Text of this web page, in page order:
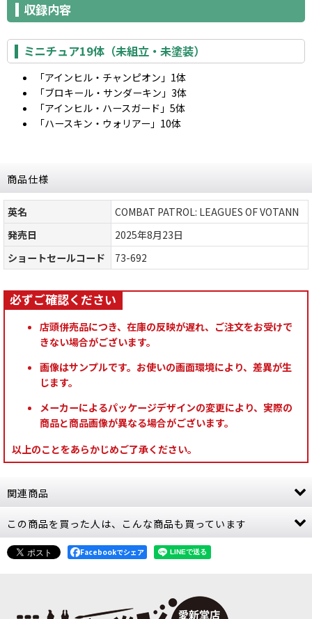
収録内容
ミニチュア19体（未組立・未塗装）
「アインヒル・チャンピオン」1体
「ブロキール・サンダーキン」3体
「アインヒル・ハースガード」5体
「ハースキン・ウォリアー」10体
商品仕様
英名
COMBAT PATROL: LEAGUES OF VOTANN
発売日
2025年8月23日
ショートセールコード
73-692
店頭併売品につき、在庫の反映が遅れ、ご注文をお受けで
きない場合がございます。
画像はサンプルです。お使いの画面環境により、差異が生
じます。
メーカーによるパッケージデザインの変更により、実際の
商品と商品画像が異なる場合がございます。
以上のことをあらかじめご了承ください。
関連商品
[コデックス] リーグ・オヴ・ヴォータン（日本語
版）[69-01]
8,300円(税込)
ヴォータンの勢力の背景設定、美麗アートや作例
写真、最新版ルールを掲載するファン必見の書籍
この商品を買った人は、こんな商品も買っています
Facebookでシェア